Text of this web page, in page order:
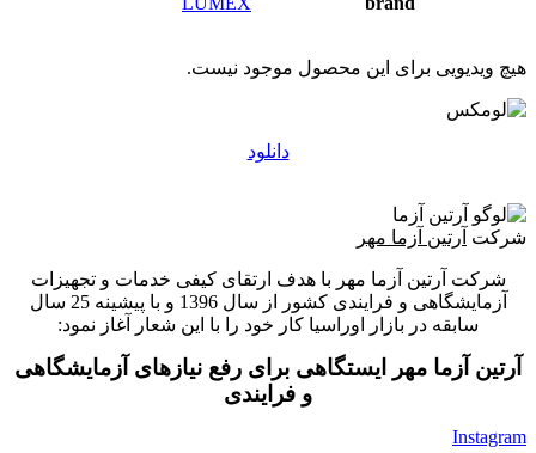
هیچ ویدیویی برای این محصول موجود نیست.
دانلود
شرکت آرتین آزما مهر
شرکت آرتین آزما مهر با هدف ارتقای کیفی خدمات و تجهیزات
آزمایشگاهی و فرایندی کشور از سال 1396 و با پیشینه 25 سال
سابقه در بازار اوراسیا کار خود را با این شعار آغاز نمود:
آرتین آزما مهر ایستگاهی برای رفع نیازهای آزمایشگاهی
و فرایندی
Instagram